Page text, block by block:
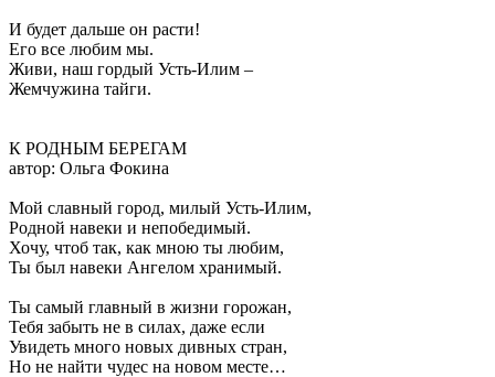
И будет дальше он расти!
Его все любим мы.
Живи, наш гордый Усть-Илим –
Жемчужина тайги.
К РОДНЫМ БЕРЕГАМ
автор: Ольга Фокина
Мой славный город, милый Усть-Илим,
Родной навеки и непобедимый.
Хочу, чтоб так, как мною ты любим,
Ты был навеки Ангелом хранимый.
Ты самый главный в жизни горожан,
Тебя забыть не в силах, даже если
Увидеть много новых дивных стран,
Но не найти чудес на новом месте…